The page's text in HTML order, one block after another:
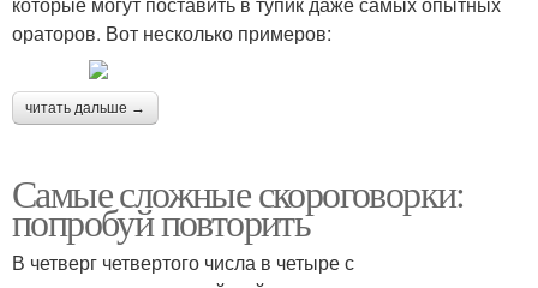
ораторов. Вот несколько примеров:
читать дальше →
Самые сложные скороговорки:
попробуй повторить
В четверг четвертого числа в четыре с